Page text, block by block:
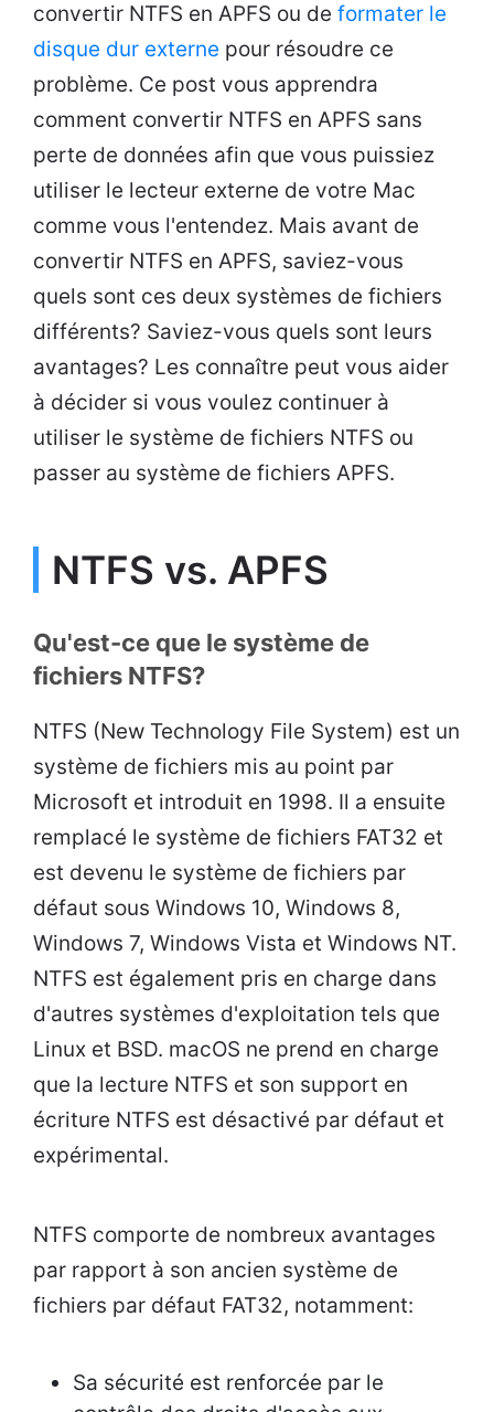
convertir NTFS en APFS ou de formater le
disque dur externe pour résoudre ce
problème. Ce post vous apprendra
comment convertir NTFS en APFS sans
perte de données afin que vous puissiez
utiliser le lecteur externe de votre Mac
comme vous l'entendez. Mais avant de
convertir NTFS en APFS, saviez-vous
quels sont ces deux systèmes de fichiers
différents? Saviez-vous quels sont leurs
avantages? Les connaître peut vous aider
à décider si vous voulez continuer à
utiliser le système de fichiers NTFS ou
passer au système de fichiers APFS.
NTFS vs. APFS
Qu'est-ce que le système de
fichiers NTFS?
NTFS (New Technology File System) est un
système de fichiers mis au point par
Microsoft et introduit en 1998. Il a ensuite
remplacé le système de fichiers FAT32 et
est devenu le système de fichiers par
défaut sous Windows 10, Windows 8,
Windows 7, Windows Vista et Windows NT.
NTFS est également pris en charge dans
d'autres systèmes d'exploitation tels que
Linux et BSD. macOS ne prend en charge
que la lecture NTFS et son support en
écriture NTFS est désactivé par défaut et
expérimental.
NTFS comporte de nombreux avantages
par rapport à son ancien système de
fichiers par défaut FAT32, notamment:
Sa sécurité est renforcée par le